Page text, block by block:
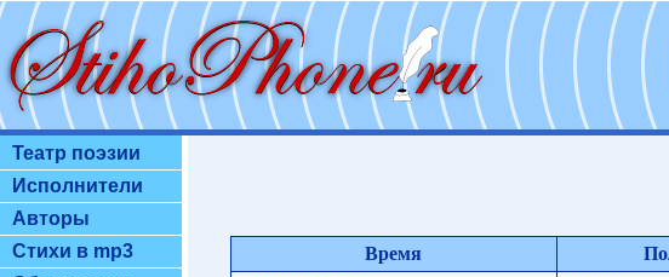
Театр поэзии
Исполнители
Авторы
Стихи в mp3
Время